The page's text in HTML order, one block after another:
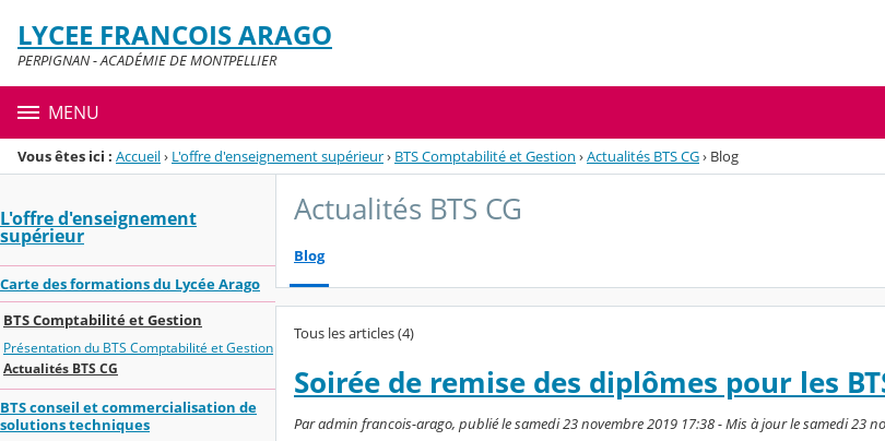
Menu de la rubrique
Contenu
LYCEE FRANCOIS ARAGO
PERPIGNAN - ACADÉMIE DE MONTPELLIER
MENU
Vous êtes ici : Accueil› L'offre d'enseignement supérieur› BTS Comptabilité et Gestion ›Actualités BTS CG› Blog
L'offre d'enseignement
supérieur
Carte des formations du Lycée Arago
BTS Comptabilité et Gestion
Présentation du BTS Comptabilité et Gestion
Actualités BTS CG
BTS conseil et commercialisation de
solutions techniques
Actualités BTS CG
Blog
Tous les articles (4)
Soirée de remise des diplômes pour les
Par admin francois-arago, publié le samedi 23 novembre 2019 17:38 - Mis à jour le samedi 23